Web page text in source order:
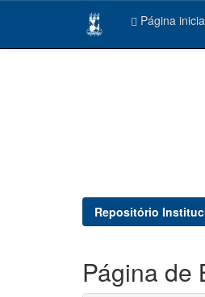
Página
Repositório
Página de